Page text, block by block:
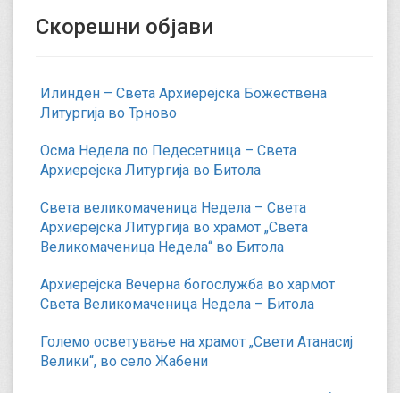
Скорешни објави
Илинден – Света Архиерејска Божествена
Литургија во Трново
Осма Недела по Педесетница – Света
Архиерејска Литургија во Битола
Света великомаченица Недела – Света
Архиерејска Литургија во храмот „Света
Великомаченица Недела“ во Битола
Архиерејска Вечерна богослужба во хармот
Света Великомаченица Недела – Битола
Големо осветување на храмот „Свети Атанасиј
Велики“, во село Жабени